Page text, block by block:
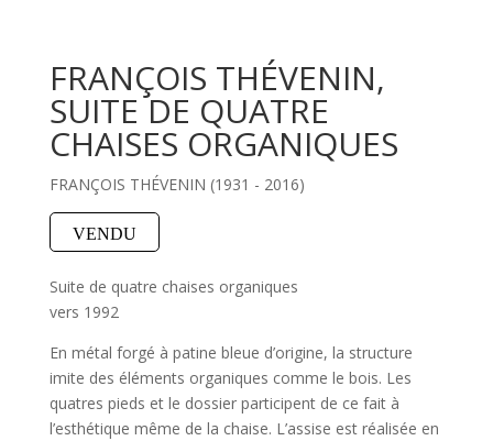
FRANÇOIS THÉVENIN,
SUITE DE QUATRE
CHAISES ORGANIQUES
FRANÇOIS THÉVENIN (1931 - 2016)
VENDU
Suite de quatre chaises organiques
vers 1992
En métal forgé à patine bleue d’origine, la structure
imite des éléments organiques comme le bois. Les
quatres pieds et le dossier participent de ce fait à
l’esthétique même de la chaise. L’assise est réalisée en